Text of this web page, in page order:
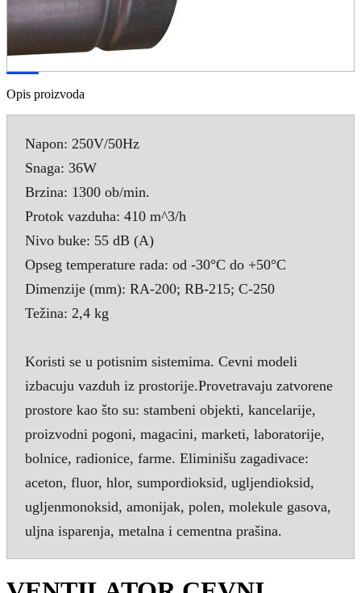
Opis proizvoda
Napon: 250V/50Hz
Snaga: 36W
Brzina: 1300 ob/min.
Protok vazduha: 410 m^3/h
Nivo buke: 55 dB (A)
Opseg temperature rada: od -30°C do +50°C
Dimenzije (mm): RA-200; RB-215; C-250
Težina: 2,4 kg
Koristi se u potisnim sistemima. Cevni modeli
izbacuju vazduh iz prostorije.Provetravaju zatvorene
prostore kao što su: stambeni objekti, kancelarije,
proizvodni pogoni, magacini, marketi, laboratorije,
bolnice, radionice, farme. Eliminišu zagadivace:
aceton, fluor, hlor, sumpordioksid, ugljendioksid,
ugljenmonoksid, amonijak, polen, molekule gasova,
uljna isparenja, metalna i cementna prašina.